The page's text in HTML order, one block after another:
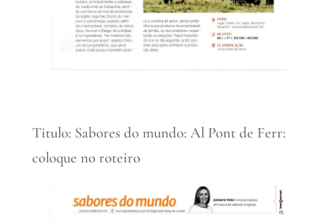
Titulo: Sabores do mundo: Al Pont de Ferr:
coloque no roteiro